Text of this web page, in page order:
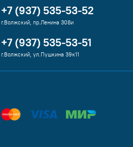
+7 (937) 535-53-52
г.Волжский, пр.Ленина 308и
+7 (937) 535-53-51
г.Волжский, ул.Пушкина 39к11